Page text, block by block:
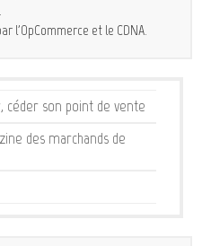
l'OpCommerce et le CDNA.
céder son point de vente
des marchands de